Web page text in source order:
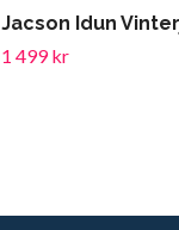
Jacson Idun
1 499 kr